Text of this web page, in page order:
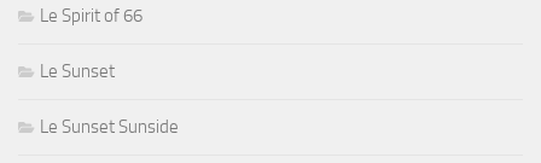
Le Spirit of 66
Le Sunset
Le Sunset Sunside